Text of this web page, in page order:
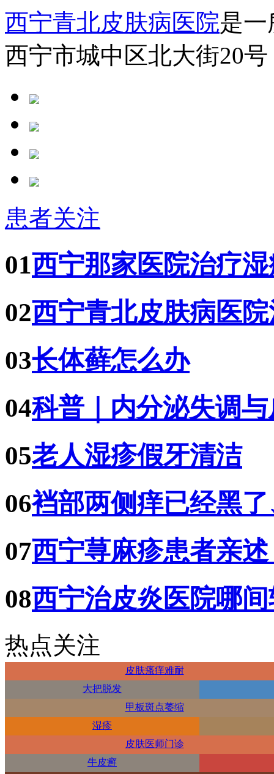
西宁青北皮肤病医院是
西宁市城中区北大街20
患者关注
01西宁那家医院治疗
02西宁青北皮肤病医
03长体藓怎么办
04科普｜内分泌失调
05老人湿疹假牙清洁
06裆部两侧痒已经黑
07西宁荨麻疹患者亲
08西宁治皮炎医院哪
热点关注
皮肤瘙痒难耐
大把脱发
甲板斑点萎缩
湿疹
皮肤医师门诊
牛皮癣